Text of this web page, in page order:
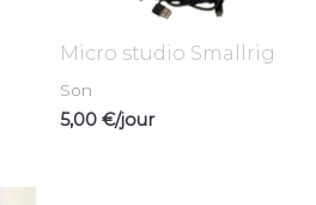
Micro studio Smallrig
Son
5,00 €/jour